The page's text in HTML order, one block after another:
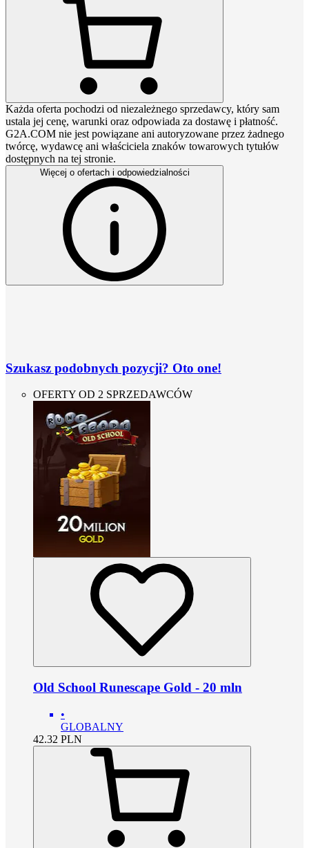
Każda oferta pochodzi od niezależnego sprzedawcy, który sam
ustala jej cenę, warunki oraz odpowiada za dostawę i płatność.
G2A.COM nie jest powiązane ani autoryzowane przez żadnego
twórcę, wydawcę ani właściciela znaków towarowych tytułów
dostępnych na tej stronie.
Więcej o ofertach i odpowiedzialności
Szukasz podobnych pozycji? Oto one!
OFERTY OD 2 SPRZEDAWCÓW
Old School Runescape Gold - 20 mln
•
GLOBALNY
42.32 PLN